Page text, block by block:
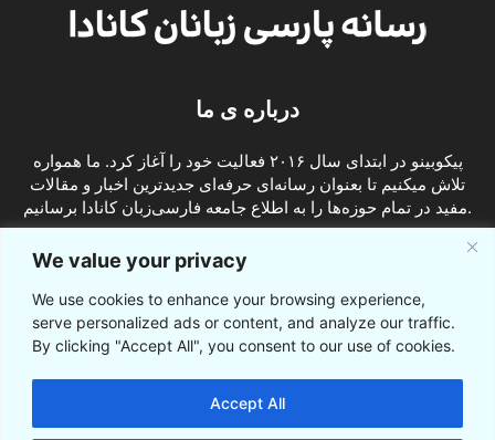
We value your privacy
We use cookies to enhance your browsing experience,
serve personalized ads or content, and analyze our traffic.
By clicking "Accept All", you consent to our use of cookies.
Accept All
درباره ی ما
پیکوبینو در ابتدای سال ۲۰۱۶ فعالیت خود را آغاز کرد. ما همواره
تلاش میکنیم تا بعنوان رسانه‌ای حرفه‌ای جدیدترین اخبار و مقالات
مفید در تمام حوزه‌ها را به اطلاع جامعه فارسی‌زبان کانادا برسانیم.
ما را دنبال کنید